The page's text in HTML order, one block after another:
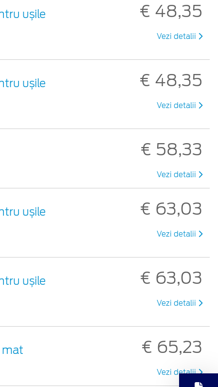
ușile
€ 48,35
Vezi detalii
ușile
€ 48,35
Vezi detalii
€ 58,33
Vezi detalii
ușile
€ 63,03
Vezi detalii
ușile
€ 63,03
Vezi detalii
mat € 65,23
Vezi detalii